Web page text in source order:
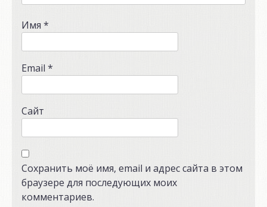
Имя *
Email *
Сайт
Сохранить моё имя, email и адрес сайта в этом
браузере для последующих моих
комментариев.